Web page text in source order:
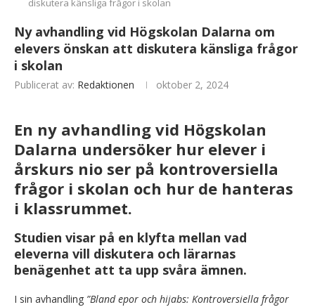
diskutera känsliga frågor i skolan
Ny avhandling vid Högskolan Dalarna om
elevers önskan att diskutera känsliga frågor
i skolan
Publicerat av: Redaktionen oktober 2, 2024
En ny avhandling vid Högskolan
Dalarna undersöker hur elever i
årskurs nio ser på kontroversiella
frågor i skolan och hur de hanteras
i klassrummet.
Studien visar på en klyfta mellan vad
eleverna vill diskutera och lärarnas
benägenhet att ta upp svåra ämnen.
I sin avhandling ”Bland epor och hijabs: Kontroversiella frågor